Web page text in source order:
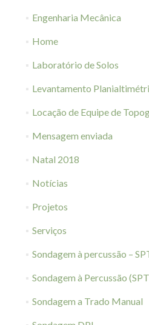
Engenharia Mecânica
Home
Laboratório de Solos
Levantamento
Locação de Equipe de
Mensagem enviada
Natal 2018
Notícias
Projetos
Serviços
Sondagem à percussão –
Sondagem à Percussão
Sondagem a Trado Manual